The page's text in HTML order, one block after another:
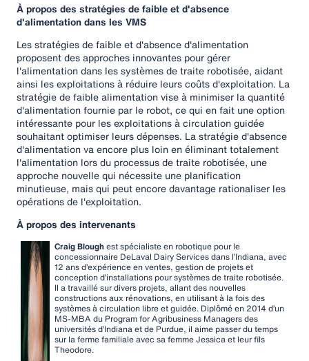
À propos des stratégies de faible et d'absence
d'alimentation dans les VMS
Les stratégies de faible et d'absence d'alimentation
proposent des approches innovantes pour gérer
l'alimentation dans les systèmes de traite robotisée, aidant
ainsi les exploitations à réduire leurs coûts d'exploitation. La
stratégie de faible alimentation vise à minimiser la quantité
d'alimentation fournie par le robot, ce qui en fait une option
intéressante pour les exploitations à circulation guidée
souhaitant optimiser leurs dépenses. La stratégie d'absence
d'alimentation va encore plus loin en éliminant totalement
l'alimentation lors du processus de traite robotisée, une
approche nouvelle qui nécessite une planification
minutieuse, mais qui peut encore davantage rationaliser les
opérations de l'exploitation.
À propos des intervenants
Craig Bloughest spécialiste en robotique pour le
concessionnaire DeLaval Dairy Services dans l’Indiana, avec
12 ans d’expérience en ventes, gestion de projets et
conception d’installations pour systèmes de traite robotisée.
Il a travaillé sur divers projets, allant des nouvelles
constructions aux rénovations, en utilisant à la fois des
systèmes à circulation libre et guidée. Diplômé en 2014 d’un
MS-MBA du Program for Agribusiness Managers des
universités d’Indiana et de Purdue, il aime passer du temps
sur la ferme familiale avec sa femme Jessica et leur fils
Theodore.